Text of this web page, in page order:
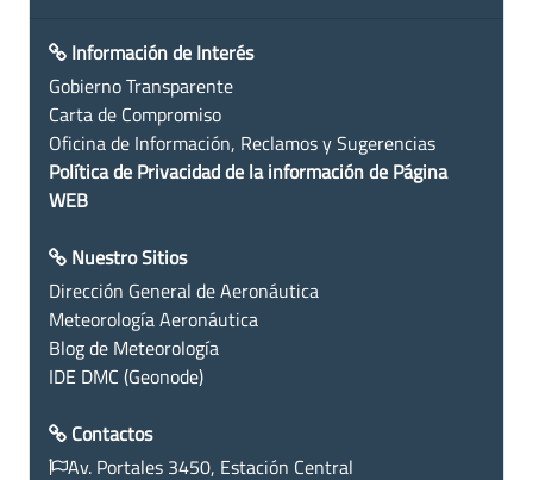
Información de Interés
Gobierno Transparente
Carta de Compromiso
Oficina de Información, Reclamos y Sugerencias
Política de Privacidad de la información de Página
WEB
Nuestro Sitios
Dirección General de Aeronáutica
Meteorología Aeronáutica
Blog de Meteorología
IDE DMC (Geonode)
Contactos
Av. Portales 3450, Estación Central